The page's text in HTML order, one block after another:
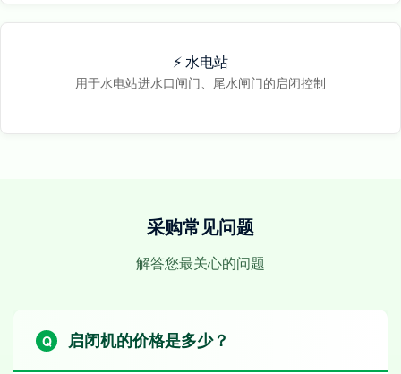
⚡ 水电站
用于水电站进水口闸门、尾水闸门的启闭控制
采购常见问题
解答您最关心的问题
启闭机的价格是多少？